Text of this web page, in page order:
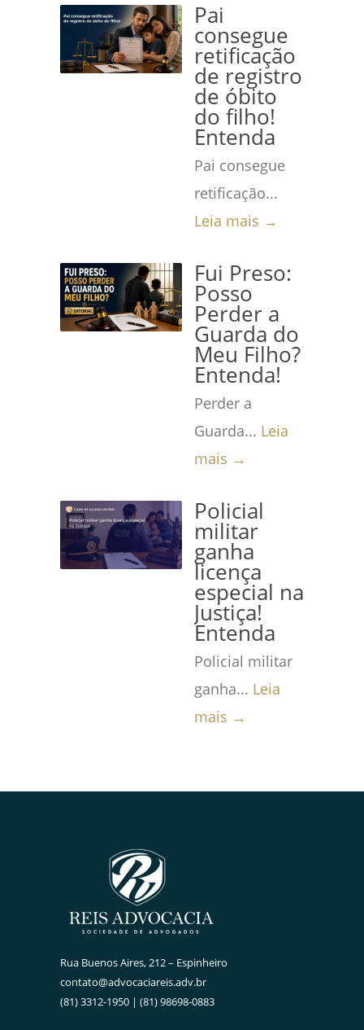
Pai
consegue
retificação
de registro
de óbito
do filho!
Entenda
Pai consegue
retificação...
Leia mais →
Fui Preso:
Posso
Perder a
Guarda do
Meu Filho?
Entenda!
Perder a
Guarda... Leia
mais →
Policial
militar
ganha
licença
especial na
Justiça!
Entenda
Policial militar
ganha... Leia
mais →
Rua Buenos Aires, 212 – Espinheiro
contato@advocaciareis.adv.br
(81) 3312-1950 | (81) 98698-0883